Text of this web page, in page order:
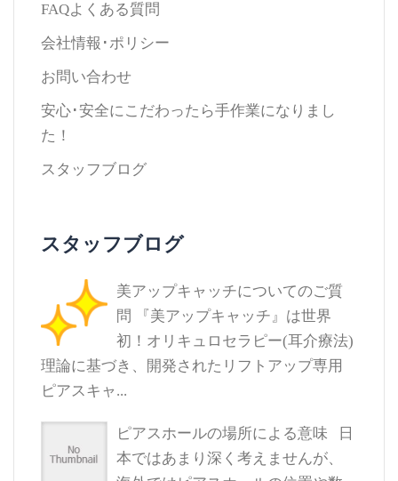
FAQよくある質問
会社情報･ポリシー
お問い合わせ
安心･安全にこだわったら手作業になりまし
た！
スタッフブログ
スタッフブログ
美アップキャッチについてのご質
問
『美アップキャッチ』は世界
初！オリキュロセラピー(耳介療法)
理論に基づき、開発されたリフトアップ専用
ピアスキャ...
ピアスホールの場所による意味
日
本ではあまり深く考えませんが、